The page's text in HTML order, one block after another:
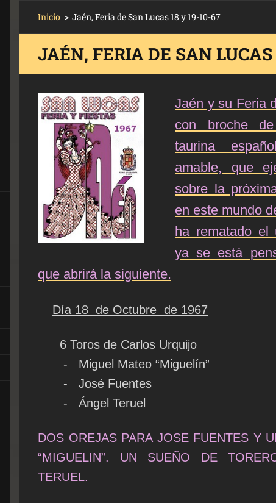
Inicio > Jaén, Feria de San Lucas 18 y 19-10-67
JAÉN, FERIA DE SAN LUCAS
Jaén y su Feria
con broche
taurina
amable, que
sobre la
en este mundo
ha rematado el
ya se está
que abrirá la siguiente.
Día 18 de Octubre de 1967
6 Toros de Carlos Urquijo
- Miguel Mateo “Miguelín”
- José Fuentes
- Ángel Teruel
DOS OREJAS PARA JOSE FUENTES Y
“MIGUELIN”. UN SUEÑO DE
TERUEL.